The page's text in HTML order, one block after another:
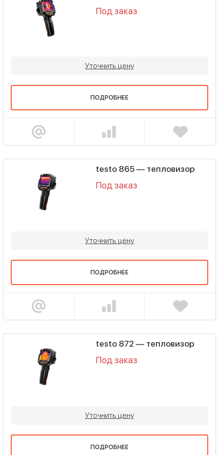
Под заказ
Уточнить цену
ПОДРОБНЕЕ
testo 865 — тепловизор
Под заказ
Уточнить цену
ПОДРОБНЕЕ
testo 872 — тепловизор
Под заказ
Уточнить цену
ПОДРОБНЕЕ